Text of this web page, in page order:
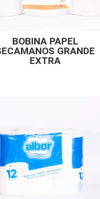
BOBINA PAPEL
GRANDE
EXTRA